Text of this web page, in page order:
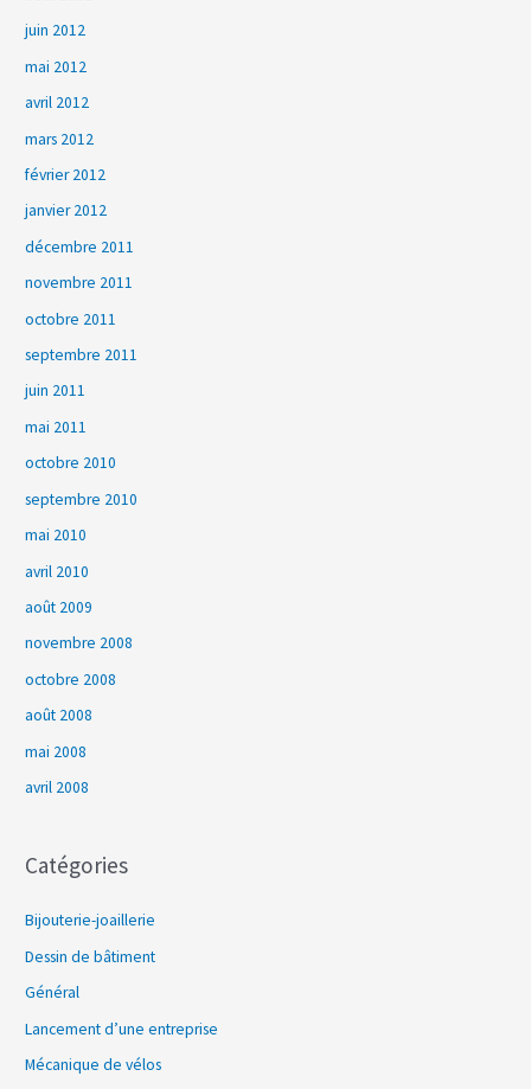
juin 2012
mai 2012
avril 2012
mars 2012
février 2012
janvier 2012
décembre 2011
novembre 2011
octobre 2011
septembre 2011
juin 2011
mai 2011
octobre 2010
septembre 2010
mai 2010
avril 2010
août 2009
novembre 2008
octobre 2008
août 2008
mai 2008
avril 2008
Catégories
Bijouterie-joaillerie
Dessin de bâtiment
Général
Lancement d’une entreprise
Mécanique de vélos